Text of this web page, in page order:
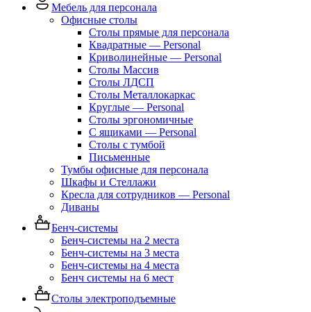
Мебель для персонала
Офисные столы
Столы прямые для персонала
Квадратные — Personal
Криволинейные — Personal
Столы Массив
Столы ЛДСП
Столы Металлокаркас
Круглые — Personal
Столы эргономичные
С ящиками — Personal
Столы с тумбой
Письменные
Тумбы офисные для персонала
Шкафы и Стеллажи
Кресла для сотрудников — Personal
Диваны
Бенч-системы
Бенч-системы на 2 места
Бенч-системы на 3 места
Бенч-системы на 4 места
Бенч системы на 6 мест
Столы электроподъемные